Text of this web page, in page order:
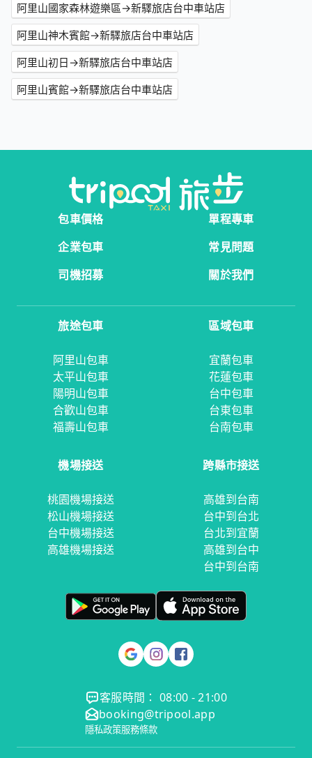
阿里山國家森林遊樂區→新驛旅店台中車站店
阿里山神木賓館→新驛旅店台中車站店
阿里山初日→新驛旅店台中車站店
阿里山賓館→新驛旅店台中車站店
包車價格
單程專車
企業包車
常見問題
司機招募
關於我們
旅途包車
阿里山包車
太平山包車
陽明山包車
合歡山包車
福壽山包車
區域包車
宜蘭包車
花蓮包車
台中包車
台東包車
台南包車
機場接送
桃園機場接送
松山機場接送
台中機場接送
高雄機場接送
跨縣市接送
高雄到台南
台中到台北
台北到宜蘭
高雄到台中
台中到台南
客服時間： 08:00 - 21:00
booking@tripool.app
隱私政策服務條款